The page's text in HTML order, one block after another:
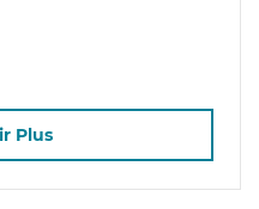
Plus